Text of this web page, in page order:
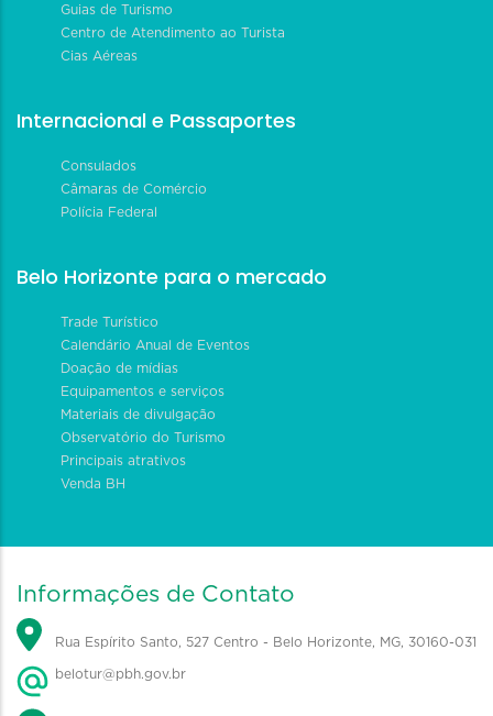
Guias de Turismo
Centro de Atendimento ao Turista
Cias Aéreas
Internacional e Passaportes
Consulados
Câmaras de Comércio
Polícia Federal
Belo Horizonte para o mercado
Trade Turístico
Calendário Anual de Eventos
Doação de mídias
Equipamentos e serviços
Materiais de divulgação
Observatório do Turismo
Principais atrativos
Venda BH
Informações de Contato
Rua Espírito Santo, 527 Centro - Belo Horizonte, MG, 30160-031
belotur@pbh.gov.br